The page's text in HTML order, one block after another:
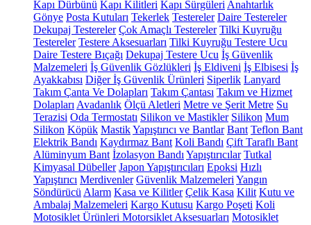
Kapı Dürbünü Kapı Kilitleri Kapı Sürgüleri Anahtarlık
Gönye Posta Kutuları Tekerlek Testereler Daire Testereler
Dekupaj Testereler Çok Amaçlı Testereler Tilki Kuyruğu
Testereler Testere Aksesuarları Tilki Kuyruğu Testere Ucu
Daire Testere Bıçağı Dekupaj Testere Ucu İş Güvenlik
Malzemeleri İş Güvenlik Gözlükleri İş Eldiveni İş Elbisesi İş
Ayakkabısı Diğer İş Güvenlik Ürünleri Siperlik Lanyard
Takım Çanta Ve Dolapları Takım Çantası Takım ve Hizmet
Dolapları Avadanlık Ölçü Aletleri Metre ve Şerit Metre Su
Terazisi Oda Termostatı Silikon ve Mastikler Silikon Mum
Silikon Köpük MastikYapıştırıcı ve Bantlar Bant Teflon Bant
Elektrik Bandı Kaydırmaz Bant Koli Bandı Çift Taraflı Bant
Alüminyum Bant İzolasyon Bandı Yapıştırıcılar Tutkal
Kimyasal Dübeller Japon Yapıştırıcıları Epoksi Hızlı
Yapıştırıcı Merdivenler Güvenlik Malzemeleri Yangın
Söndürücü Alarm Kasa ve Kilitler Çelik Kasa Kilit Kutu ve
Ambalaj Malzemeleri Kargo Kutusu Kargo Poşeti Koli
Motosiklet Ürünleri Motorsiklet Aksesuarları Motosiklet